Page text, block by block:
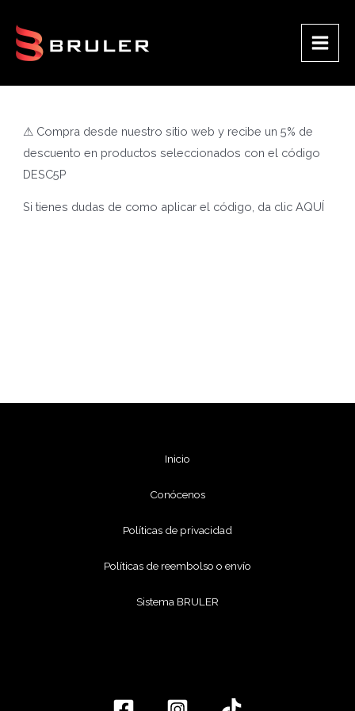
contenido
Main
⚠ Compra desde nuestro sitio web y recibe un 5% de
descuento en productos seleccionados con el código
DESC5P
Si tienes dudas de como aplicar el código, da clicAQUÍ
Inicio
Conócenos
Políticas de privacidad
Políticas de reembolso o envío
Sistema BRULER